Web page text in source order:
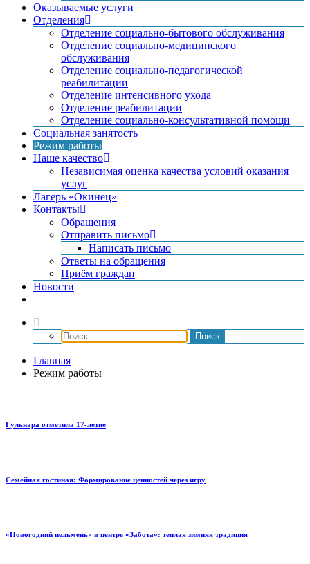
Оказываемые услуги
Отделения
Отделение социально-бытового обслуживания
Отделение социально-медицинского
обслуживания
Отделение социально-педагогической
реабилитации
Отделение интенсивного ухода
Отделение реабилитации
Отделение социально-консультативной помощи
Социальная занятость
Режим работы
Наше качество
Независимая оценка качества условий оказания
услуг
Лагерь «Окинец»
Контакты
Обращения
Отправить письмо
Написать письмо
Ответы на обращения
Приём граждан
Новости
Главная
Режим работы
Гульнара отметила 17‑летие
Семейная гостиная: Формирование ценностей через игру
«Новогодний пельмень» в центре «Забота»: теплая зимняя традиция